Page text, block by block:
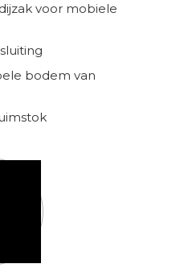
voor mobiele
bodem van